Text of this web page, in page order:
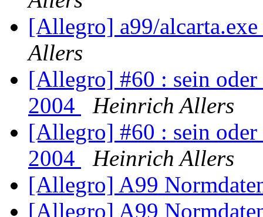
[Allegro] a99/
Allers
[Allegro] #60 : sein oder
2004
Heinrich Allers
[Allegro] #60 : sein oder
2004
Heinrich Allers
[Allegro] A99
[Allegro] A99